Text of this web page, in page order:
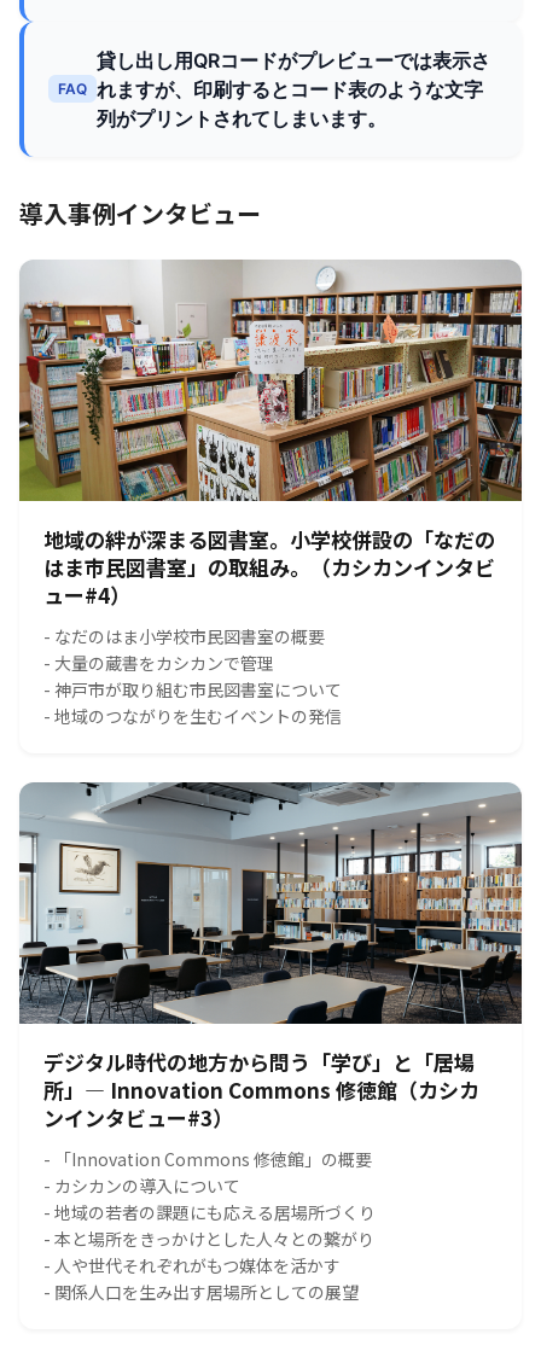
FAQ
貸し出し用QRコードがプレビューでは表示さ
れますが、印刷するとコード表のような文字
列がプリントされてしまいます。
導入事例インタビュー
地域の絆が深まる図書室。小学校併設の「なだの
はま市民図書室」の取組み。（カシカンインタビ
ュー#4）
- なだのはま小学校市民図書室の概要
- 大量の蔵書をカシカンで管理
- 神戸市が取り組む市民図書室について
- 地域のつながりを生むイベントの発信
デジタル時代の地方から問う「学び」と「居場
所」― Innovation Commons 修徳館（カシカ
ンインタビュー#3）
- 「Innovation Commons 修徳館」の概要
- カシカンの導入について
- 地域の若者の課題にも応える居場所づくり
- 本と場所をきっかけとした人々との繋がり
- 人や世代それぞれがもつ媒体を活かす
- 関係人口を生み出す居場所としての展望